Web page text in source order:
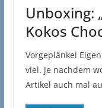
Unboxing:
Kokos
Vorgeplänkel
viel. je nachdem
Artikel auch mal